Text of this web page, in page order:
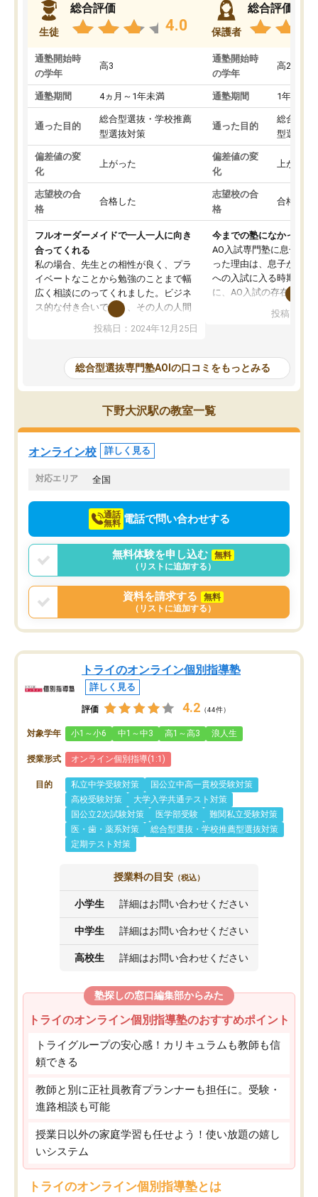
生徒
総合評価
4.0
通塾開始時
の学年
高3
通塾期間 4ヵ月～1年未満
通った目的
総合型選抜・学校推薦
型選抜対策
偏差値の変
化
上がった
志望校の合
格
合格した
フルオーダーメイドで一人一人に向き
合ってくれる
私の場合、先生との相性が良く、プラ
イベートなことから勉強のことまで幅
広く相談にのってくれました。ビジネ
ス的な付き合いでなく、その人の人間
性までを適切に把握し、むきあってい
るなぁと強く感じることできました。
と相談すると、他の先生も紹介してく
ださり、客観的なアドバイスもいただ
くことができました（志望理由・自己
PR等の添削において）。そして、なに
より自習室が解放されている点がよか
ったです。友達と好きな時間に自習
し、お互いを高めあえる環境がありま
投稿日：2024年12月25日
保護者
総合評価
通塾開始時
の学年
高2
通塾期間 1年以上
通った目的
総合型選
型選抜対
偏差値の変
化
上がった
志望校の合
格
合格した
今までの塾になかった
AO入試専門塾に息子を
った理由は、息子が高校
への入試に入る時期に差
に、AO入試の存在を息
たことから、AOIに入塾
で、AO入試を改めて知
それに対しての具体的な
ことでした。更に子供の
る適正等についても詳し
でき、メンターの方々も
けてらっしゃいますので
投稿日：
総合型選抜専門塾AOIの口コミをもっとみる
下野大沢駅の教室一覧
オンライン校 詳しく見る
対応エリア 全国
通話
無料 電話で問い合わせする
無料体験を申し込む
無料
（リストに追加する）
資料を請求する
無料
（リストに追加する）
トライのオンライン個別指導塾
詳しく見る
評価 4.2 （44件）
対象学年 小1～小6 中1～中3 高1～高3 浪人生
授業形式 オンライン個別指導(1:1)
目的 私立中学受験対策
国公立中高一貫校受験対策
高校受験対策
大学入学共通テスト対策
国公立2次試験対策
医学部受験
難関私立受験対策
医・歯・薬系対策
総合型選抜・学校推薦型選抜対策
定期テスト対策
授業料の目安 （税込）
小学生 詳細はお問い合わせください
中学生 詳細はお問い合わせください
高校生 詳細はお問い合わせください
塾探しの窓口編集部からみた
トライのオンライン個別指導塾のおすすめポイント
トライグループの安心感！カリキュラムも教師も信
頼できる
教師と別に正社員教育プランナーも担任に。受験・
進路相談も可能
授業日以外の家庭学習も任せよう！使い放題の嬉し
いシステム
トライのオンライン個別指導塾とは